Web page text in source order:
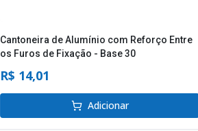
Cantoneira de Alumínio com Reforço Entre
os Furos de Fixação - Base 30
R$ 14,01
Adicionar